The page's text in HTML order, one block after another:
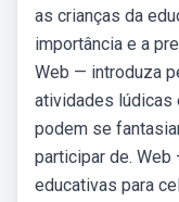
as crianças da
importância e a
Web — introduza
atividades lúdicas
podem se
participar de.
educativas para